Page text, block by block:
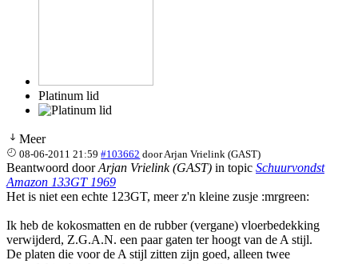
Platinum lid
Meer
08-06-2011 21:59 #103662 doorArjan Vrielink (GAST)
Beantwoord doorArjan Vrielink (GAST) in topic Schuurvondst
Amazon 133GT 1969
Het is niet een echte 123GT, meer z'n kleine zusje :mrgreen:
Ik heb de kokosmatten en de rubber (vergane) vloerbedekking
verwijderd, Z.G.A.N. een paar gaten ter hoogt van de A stijl.
De platen die voor de A stijl zitten zijn goed, alleen twee